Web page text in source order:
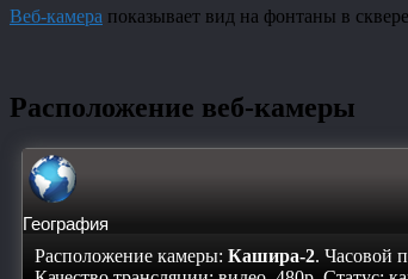
Веб-камера показывает вид на фонтаны в
Расположение веб-камеры
География
Расположение камеры: Кашира-2. Часовой